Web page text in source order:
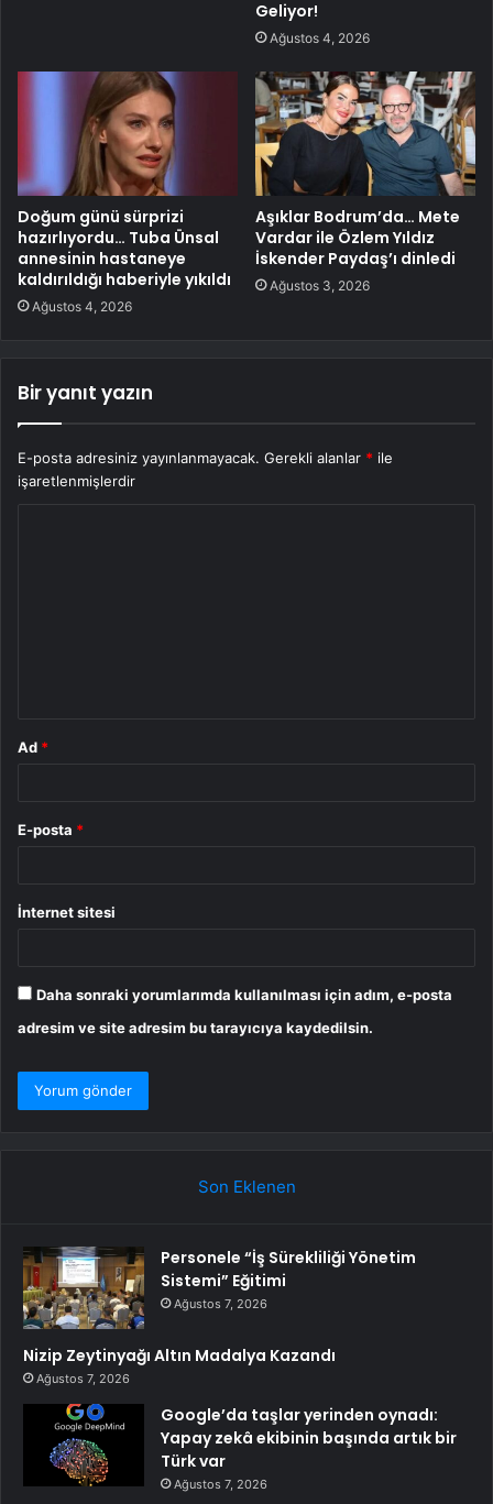
Geliyor!
Ağustos 4, 2026
Doğum günü sürprizi
hazırlıyordu… Tuba Ünsal
annesinin hastaneye
kaldırıldığı haberiyle yıkıldı
Ağustos 4, 2026
Aşıklar Bodrum’da… Mete
Vardar ile Özlem Yıldız
İskender Paydaş’ı dinledi
Ağustos 3, 2026
Bir yanıt yazın
E-posta adresiniz yayınlanmayacak. Gerekli alanlar * ile
işaretlenmişlerdir
Ad *
E-posta *
İnternet sitesi
Daha sonraki yorumlarımda kullanılması için adım, e-posta
adresim ve site adresim bu tarayıcıya kaydedilsin.
Son Eklenen
Personele “İş Sürekliliği Yönetim
Sistemi” Eğitimi
Ağustos 7, 2026
Nizip Zeytinyağı Altın Madalya Kazandı
Ağustos 7, 2026
Google’da taşlar yerinden oynadı:
Yapay zekâ ekibinin başında artık bir
Türk var
Ağustos 7, 2026